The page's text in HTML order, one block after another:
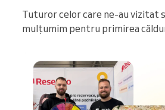
Tuturor celor care ne-au vizitat
mulțumim pentru primirea